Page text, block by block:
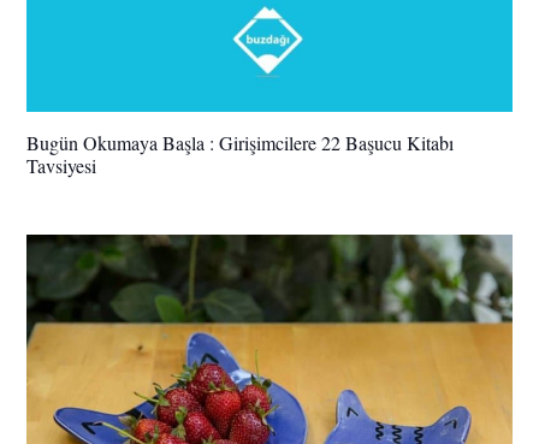
Bugün Okumaya Başla : Girişimcilere 22 Başucu Kitabı
Tavsiyesi